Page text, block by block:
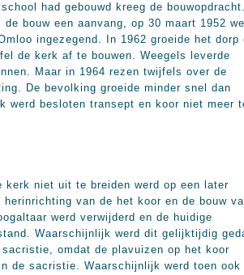
had gebouwd kreeg de
de bouw een aanvang, op 30 maart 1952
ingezegend. In 1962 groeide het dorp
de kerk af te bouwen. Weegels leverde
Maar in 1964 rezen twijfels over de
De bevolking groeide minder snel dan
werd besloten transept en koor niet meer
kerk niet uit te breiden werd op een later
van de het koor en de bouw
werd verwijderd en de huidige
Waarschijnlijk werd dit gelijktijdig
omdat de plavuizen op het koor
de sacristie. Waarschijnlijk werd toen ook